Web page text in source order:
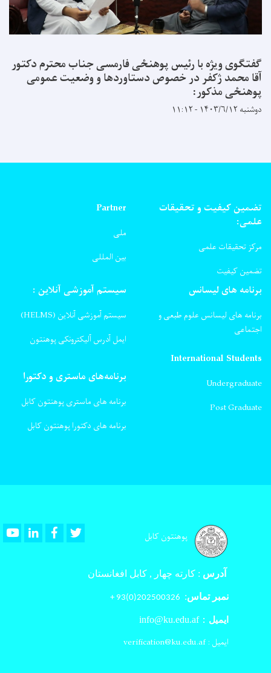
گفتگوی ویژه با رئیس پوهنځی فارمسی جناب محترم دکتور
آقا محمد ژکفر در خصوص دستاوردها و وضعیت عمومی
پوهنځی مذکور:
دوشنبه ۱۴۰۳/۶/۱۲ - ۱۱:۱۲
تضمین کیفیت و تحقیقات
علمی:
مرکز تحقیقات علمی
تضمین کیفیت
Partner
ملی
بین المللی
برنامه های لیسانس
برنامه های لیسانس علوم طبعی و
اجتماعی
سیستم آموزشی آنلاین :
سیستم آموزشی آنلاین (HELMS)
ایمل آدرس آلیکترونکی پوهنتون
International Students
Undergraduate
Post Graduate
برنامه‌های ماستری و دکتورا
برنامه های ماستری پوهنتون کابل
برنامه های دکتورا پوهنتون کابل
پوهنتون کابل YoutubeLinkedInFacebook
آدرس : کارته چهار , کابل افغانستان
نمبر تماس:
ایمیل : info@ku.edu.af
ایمیل : verification@ku.edu.af